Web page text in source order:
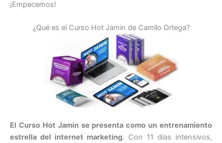
¡Empecemos!
¿Qué es el Curso Hot Jamin de Camilo Ortega?
El Curso Hot Jamin se presenta como un entrenamiento
estrella del internet marketing. Con 11 días intensivos,